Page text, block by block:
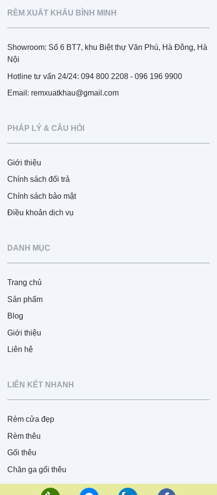
RÈM XUẤT KHẨU BÌNH MINH
Showroom: Số 6 BT7, khu Biệt thự Văn Phú, Hà Đông, Hà
Nội
Hotline tư vấn 24/24: 094 800 2208 - 096 196 9900
Email: remxuatkhau@gmail.com
PHÁP LÝ & CÂU HỎI
Giới thiệu
Chính sách đổi trả
Chính sách bảo mật
Điều khoản dịch vụ
DANH MỤC
Trang chủ
Sản phẩm
Blog
Giới thiệu
Liên hệ
LIÊN KẾT NHANH
Rèm cửa đẹp
Rèm thêu
Gối thêu
Chăn ga gối thêu